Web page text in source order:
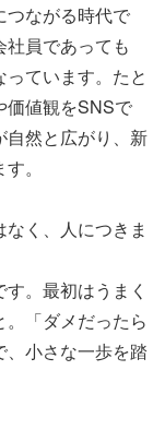
つながる時代で
員であっても
っています。たと
価値観をSNSで
自然と広がり、新
。
く、人につきま
。最初はうまく
「ダメだったら
小さな一歩を踏